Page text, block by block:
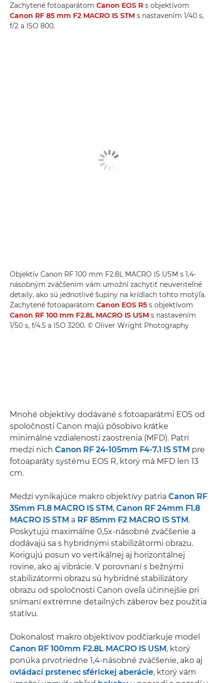
Zachytené fotoaparátom Canon EOS R s objektívom
Canon RF 85 mm F2 MACRO IS STM s nastavením 1/40 s,
f/2 a ISO 800.
Objektív Canon RF 100 mm F2.8L MACRO IS USM s 1,4-
násobným zväčšením vám umožní zachytiť neuveriteľné
detaily, ako sú jednotlivé šupiny na krídlach tohto motýľa.
Zachytené fotoaparátom Canon EOS R5 s objektívom
Canon RF 100 mm F2.8L MACRO IS USM s nastavením
1/50 s, f/4.5 a ISO 3200. © Oliver Wright Photography
Mnohé objektívy dodávané s fotoaparátmi EOS od
spoločnosti Canon majú pôsobivo krátke
minimálne vzdialenosti zaostrenia (MFD). Patrí
medzi nich Canon RF 24-105mm F4-7.1 IS STM pre
fotoaparáty systému EOS R, ktorý má MFD len 13
cm.
Medzi vynikajúce makro objektívy patria Canon RF
35mm F1.8 MACRO IS STM, Canon RF 24mm F1.8
MACRO IS STM a RF 85mm F2 MACRO IS STM.
Poskytujú maximálne 0,5x-násobné zväčšenie a
dodávajú sa s hybridnými stabilizátormi obrazu.
Korigujú posun vo vertikálnej aj horizontálnej
rovine, ako aj vibrácie. V porovnaní s bežnými
stabilizátormi obrazu sú hybridné stabilizátory
obrazu od spoločnosti Canon oveľa účinnejšie pri
snímaní extrémne detailných záberov bez použitia
statívu.
Dokonalosť makro objektívov podčiarkuje model
Canon RF 100mm F2.8L MACRO IS USM, ktorý
ponúka prvotriedne 1,4-násobné zväčšenie, ako aj
ovládací prstenec sférickej aberácie, ktorý vám